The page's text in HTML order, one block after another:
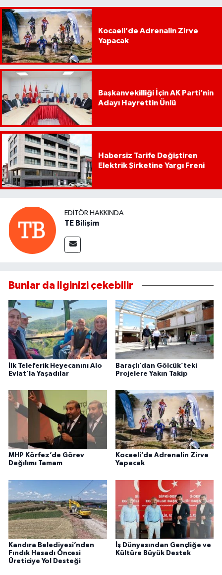
Kocaeli’de Adrenalin Zirve
Yapacak
Başkanvekilliği İçin AK Parti’nin
Adayı Hayrettin Ünlü
Habersiz Tarife Değiştiren
Elektrik Şirketine Yargı Freni
EDITÖR HAKKINDA
TE Bilişim
Bunlar da ilginizi çekebilir
İlk Teleferik Heyecanını Alo
Evlat’la Yaşadılar
Baraçlı’dan Gölcük’teki
Projelere Yakın Takip
MHP Körfez’de Görev
Dağılımı Tamam
Kocaeli’de Adrenalin Zirve
Yapacak
Kandıra Belediyesi’nden
Fındık Hasadı Öncesi
Üreticiye Yol Desteği
İş Dünyasından Gençliğe ve
Kültüre Büyük Destek